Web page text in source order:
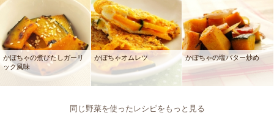
かぼちゃの煮びたしガーリ
ック風味
かぼちゃオムレツ かぼちゃの塩バター炒め
同じ野菜を使ったレシピをもっと見る